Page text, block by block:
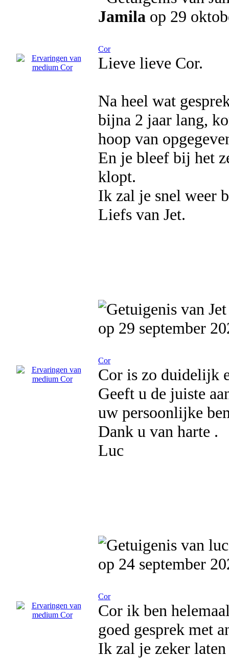
Jamila op 29
Cor
Lieve lieve Cor.
Na heel wat
bijna 2 jaar lang,
hoop van
En je bleef bij het
klopt.
Ik zal je snel weer
Liefs van Jet.
op 29 september
Cor
Cor is zo duidelijk
Geeft u de juiste
uw persoonlijke
Dank u van harte .
Luc
op 24 september
Cor
Cor ik ben
goed gesprek met
Ik zal je zeker